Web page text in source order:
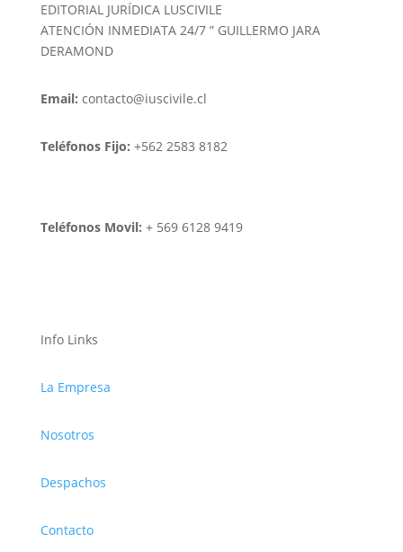
EDITORIAL JURÍDICA LUSCIVILE
ATENCIÓN INMEDIATA 24/7 ” GUILLERMO JARA
DERAMOND
Email: contacto@iuscivile.cl
Teléfonos Fijo: +562 2583 8182
Teléfonos Movil: + 569 6128 9419
Info Links
La Empresa
Nosotros
Despachos
Contacto